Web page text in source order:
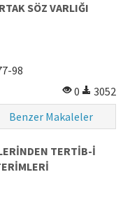
SÖZ VARLIĞI
98
0
3052
Benzer Makaleler
TERTİB-İ